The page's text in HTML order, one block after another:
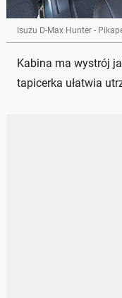
Isuzu D-Max Hunter -
Kabina ma wystrój
tapicerka ułatwia